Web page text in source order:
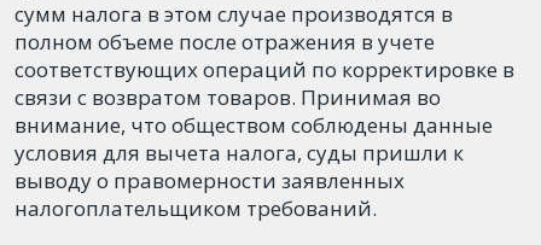
сумм налога в этом случае производятся в
полном объеме после отражения в учете
соответствующих операций по корректировке в
связи с возвратом товаров. Принимая во
внимание, что обществом соблюдены данные
условия для вычета налога, суды пришли к
выводу о правомерности заявленных
налогоплательщиком требований.